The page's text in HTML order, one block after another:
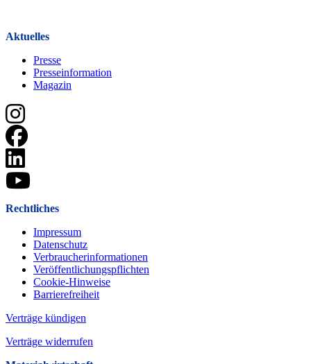
Aktuelles
Presse
Presseinformation
Magazin
Rechtliches
Impressum
Datenschutz
Verbraucherinformationen
Veröffentlichungspflichten
Cookie-Hinweise
Barrierefreiheit
Verträge kündigen
Verträge widerrufen